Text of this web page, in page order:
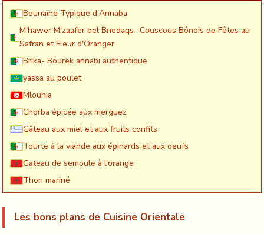
Bounaïne Typique d'Annaba
M'hawer M'zaafer bel Bnedaqs- Couscous Bônois de Fêtes au
Safran et Fleur d'Oranger
Brika- Bourek annabi authentique
yassa au poulet
Mlouhia
Chorba épicée aux merguez
Gâteau aux miel et aux fruits confits
Tourte à la viande aux épinards et aux oeufs
Gateau de semoule à l'orange
Thon mariné
Les bons plans de Cuisine Orientale